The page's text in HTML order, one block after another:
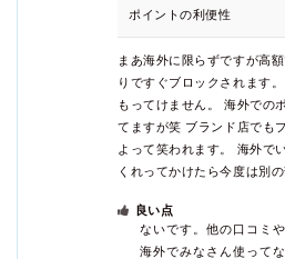
ポイントの利便性
まあ海外に限らずですが高
りですぐブロックされます。
もってけません。
海外での
てますが笑 ブランド店でも
よって笑われます。
海外で
くれってかけたら今度は別
良い点
ないです。他の口コミ
海外でみなさん使って